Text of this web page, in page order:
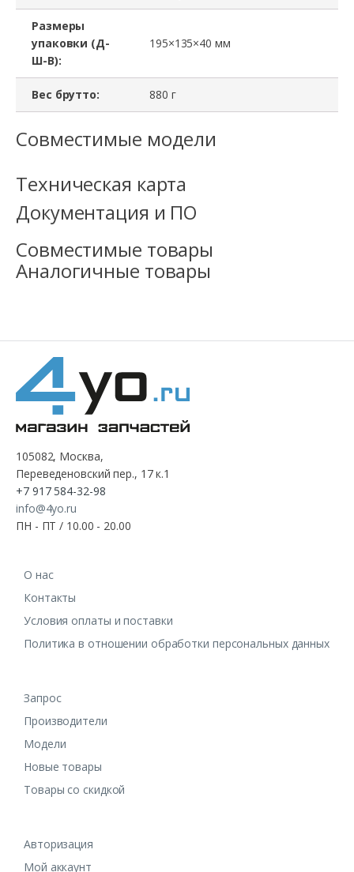
Размеры
упаковки (Д-
Ш-В):
195×135×40 мм
Вес брутто: 880 г
Совместимые модели
Техническая карта
Документация и ПО
Совместимые товары
Аналогичные товары
105082, Москва,
Переведеновский пер., 17 к.1
+7 917 584-32-98
info@4yo.ru
ПН - ПТ / 10.00 - 20.00
О нас
Контакты
Условия оплаты и поставки
Политика в отношении обработки персональных данных
Запрос
Производители
Модели
Новые товары
Товары со скидкой
Авторизация
Мой аккаунт